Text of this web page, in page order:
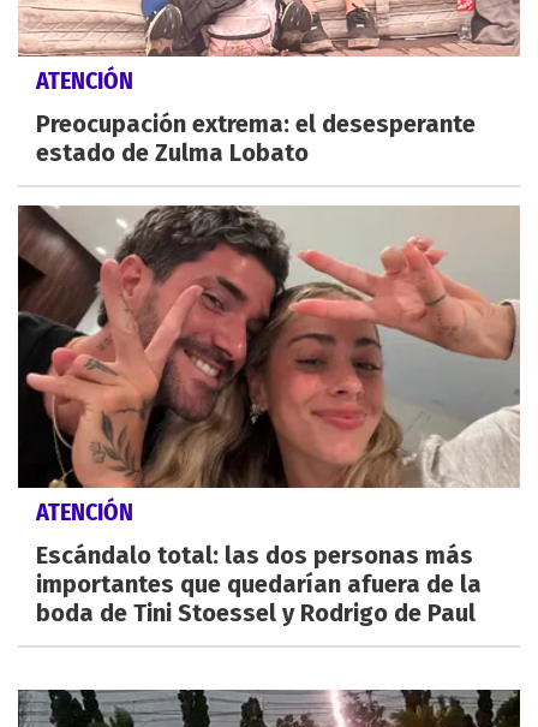
ATENCIÓN
Preocupación extrema: el desesperante
estado de Zulma Lobato
ATENCIÓN
Escándalo total: las dos personas más
importantes que quedarían afuera de la
boda de Tini Stoessel y Rodrigo de Paul